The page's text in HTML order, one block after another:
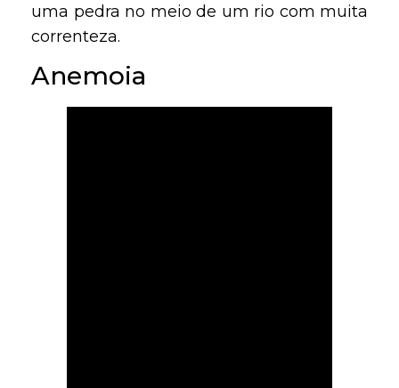
uma pedra no meio de um rio com muita
correnteza.
Anemoia